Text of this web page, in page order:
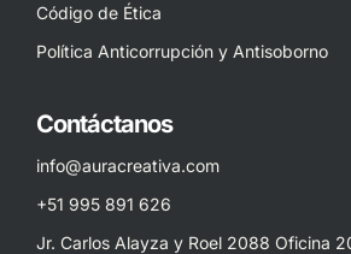
Código de Ética
Política Anticorrupción y Antisoborno
Contáctanos
info@auracreativa.com
+51 995 891 626
Jr. Carlos Alayza y Roel 2088 Oficina